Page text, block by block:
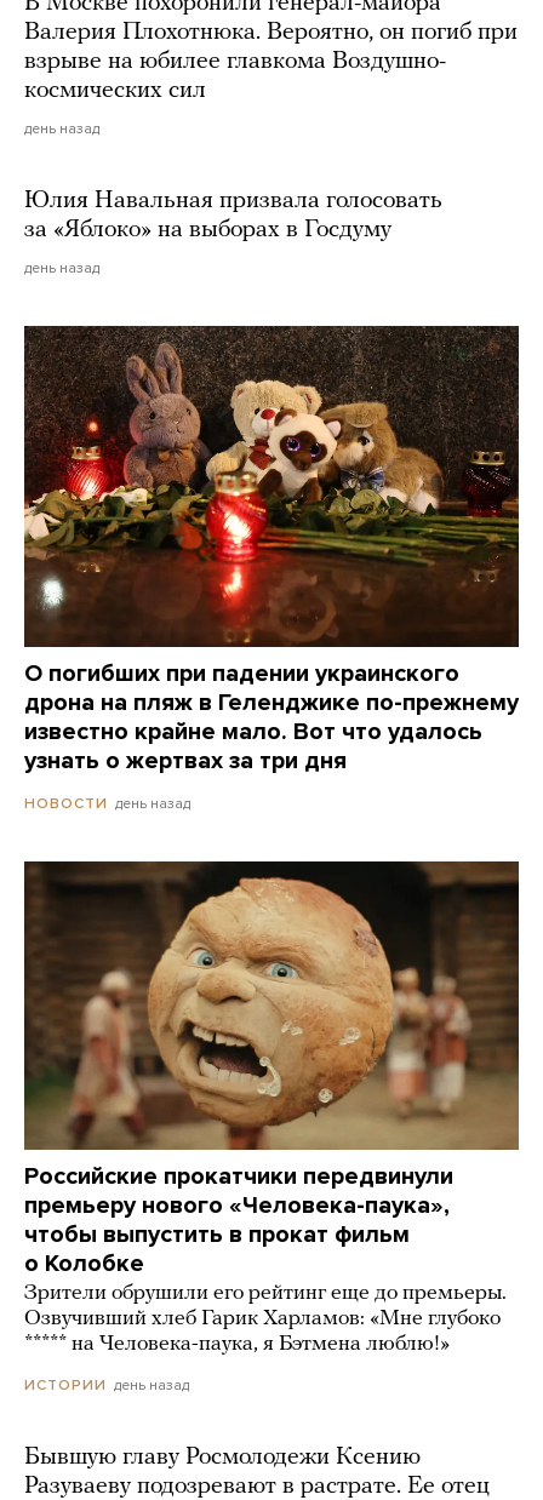
Валерия Плохотнюка. Вероятно, он погиб при
взрыве на юбилее главкома Воздушно-
космических сил
день назад
Юлия Навальная призвала голосовать
за «Яблоко» на выборах в Госдуму
день назад
О погибших при падении украинского
дрона на пляж в Геленджике по-прежнему
известно крайне мало. Вот что удалось
узнать о жертвах за три дня
НОВОСТИ день назад
Российские прокатчики передвинули
премьеру нового «Человека-паука»,
чтобы выпустить в прокат фильм
о Колобке
Зрители обрушили его рейтинг еще до премьеры.
Озвучивший хлеб Гарик Харламов: «Мне глубоко
***** на Человека-паука, я Бэтмена люблю!»
ИСТОРИИ день назад
Бывшую главу Росмолодежи Ксению
Разуваеву подозревают в растрате. Ее отец